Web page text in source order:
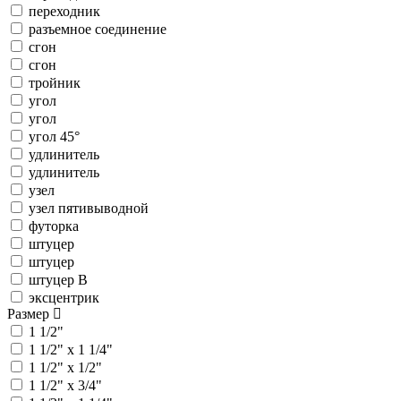
переходник
разъемное соединение
сгон
сгон
тройник
угол
угол
угол 45°
удлинитель
удлинитель
узел
узел пятивыводной
футорка
штуцер
штуцер
штуцер В
эксцентрик
Размер
1 1/2"
1 1/2" x 1 1/4"
1 1/2" x 1/2"
1 1/2" x 3/4"